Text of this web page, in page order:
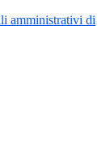
amministrativi di